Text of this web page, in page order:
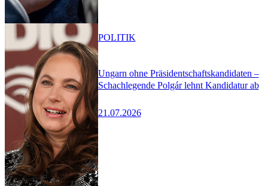
Ungarn ohne Präsidentschaftskandidaten –
Schachlegende Polgár lehnt Kandidatur ab
21.07.2026
POLITIK